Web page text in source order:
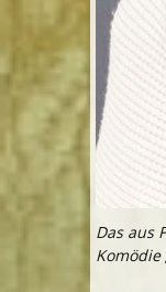
Das aus
Komödie